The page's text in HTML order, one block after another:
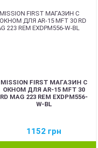
MISSION FIRST МАГАЗИН С
ОКНОМ ДЛЯ AR-15 MFT 30
RD MAG 223 REM EXDPM556-
W-BL
1152 грн